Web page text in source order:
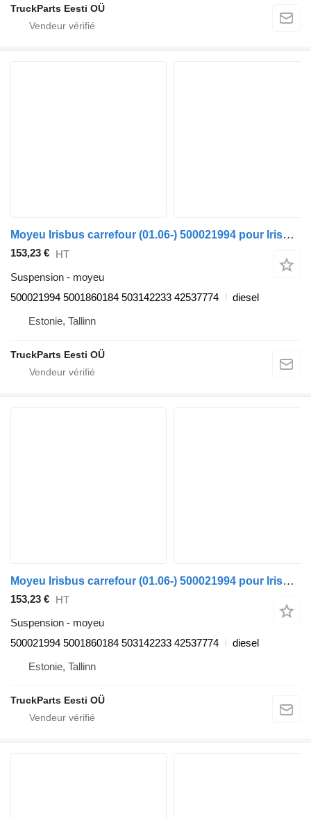
TruckParts Eesti OÜ
Moyeu Irisbus carrefour (01.06-) 500021994 pour Irisbus Arway, Crossway, Crealis, Magelys, Proway, Daily Tourys (2006-)
153,23 € HT
Suspension - moyeu
500021994 5001860184 503142233 42537774
diesel
Estonie, Tallinn
TruckParts Eesti OÜ
Moyeu Irisbus carrefour (01.06-) 500021994 pour Irisbus Arway, Crossway, Crealis, Magelys, Proway, Daily Tourys (2006-)
153,23 € HT
Suspension - moyeu
500021994 5001860184 503142233 42537774
diesel
Estonie, Tallinn
TruckParts Eesti OÜ